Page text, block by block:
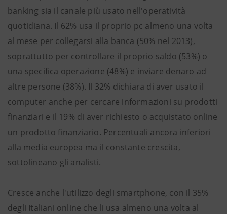
banking sia il canale più usato nell'operatività
quotidiana. Il 62% usa il proprio pc almeno una volta
al mese per collegarsi alla banca (50% nel 2013),
soprattutto per controllare il proprio saldo (53%) o
una specifica operazione (48%) e inviare denaro ad
altre persone (38%). Il 32% dichiara di aver usato il
computer anche per cercare informazioni su prodotti
finanziari e il 19% di aver richiesto o acquistato online
un prodotto finanziario. Percentuali ancora inferiori
alla media europea ma il constante crescita,
sottolineano gli analisti.
Cresce anche l'utilizzo degli smartphone, con il 35%
degli Italiani online che li usa almeno una volta al